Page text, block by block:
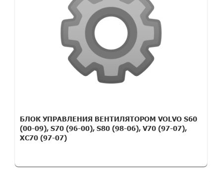
БЛОК УПРАВЛЕНИЯ ВЕНТИЛЯТОРОМ VOLVO S60
(00-09), S70 (96-00), S80 (98-06), V70 (97-07),
XC70 (97-07)